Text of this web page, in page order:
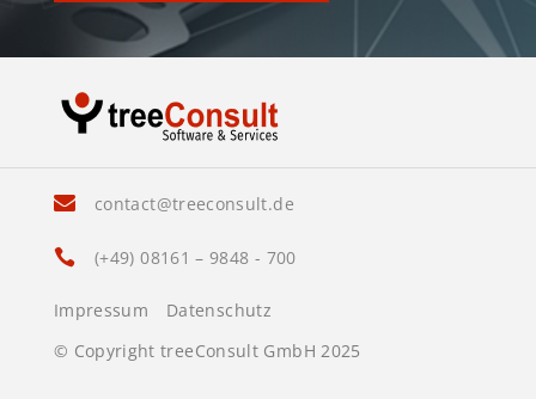
 contact@treeconsult.de
 (+49) 08161 – 9848 - 700
Impressum
Datenschutz
© Copyright treeConsult GmbH 2025